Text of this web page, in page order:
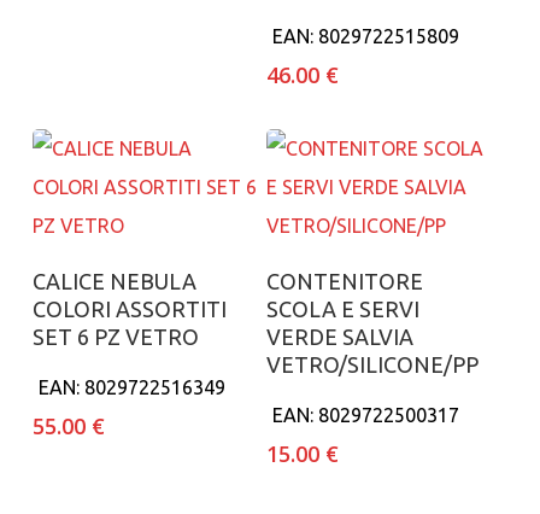
EAN: 8029722515809
46.00 €
Aggiungi al carrello
CALICE NEBULA
COLORI ASSORTITI
SET 6 PZ VETRO
EAN: 8029722516349
55.00 €
Aggiungi al carrello
CONTENITORE
SCOLA E SERVI
VERDE SALVIA
VETRO/SILICONE/PP
EAN: 8029722500317
15.00 €